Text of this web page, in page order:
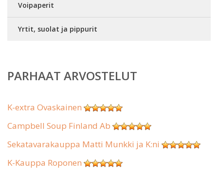
Voipaperit
Yrtit, suolat ja pippurit
PARHAAT ARVOSTELUT
K-extra Ovaskainen
Campbell Soup Finland Ab
Sekatavarakauppa Matti Munkki ja K:ni
K-Kauppa Roponen